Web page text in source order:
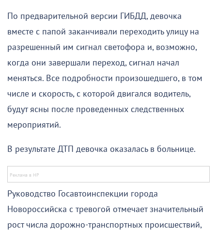
По предварительной версии ГИБДД, девочка
вместе с папой заканчивали переходить улицу на
разрешенный им сигнал светофора и, возможно,
когда они завершали переход, сигнал начал
меняться. Все подробности произошедшего, в том
числе и скорость, с которой двигался водитель,
будут ясны после проведенных следственных
мероприятий.
В результате ДТП девочка оказалась в больнице.
Руководство Госавтоинспекции города
Новороссийска с тревогой отмечает значительный
рост числа дорожно-транспортных происшествий,